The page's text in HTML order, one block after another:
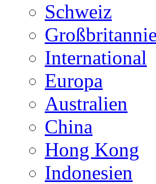
Schweiz
International
Europa
Australien
China
Hong Kong
Indonesien